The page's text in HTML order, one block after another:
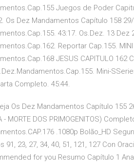
Juegos de Poder
Os Dez Mandamentos Capítulo 158
43:17. Os.Dez. 13 Dez
Reportar Cap.155. MINI
JESUS CAPITULO 162
Mini-
Completo. 45:44.
Os Dez Mandamentos Capítulo
- MORTE DOS PRIMOGENITOS)
.1080p Bolão_HD
91, 23, 27, 34, 40, 51, 121, 127 Con
for you Resumo Capítulo 1